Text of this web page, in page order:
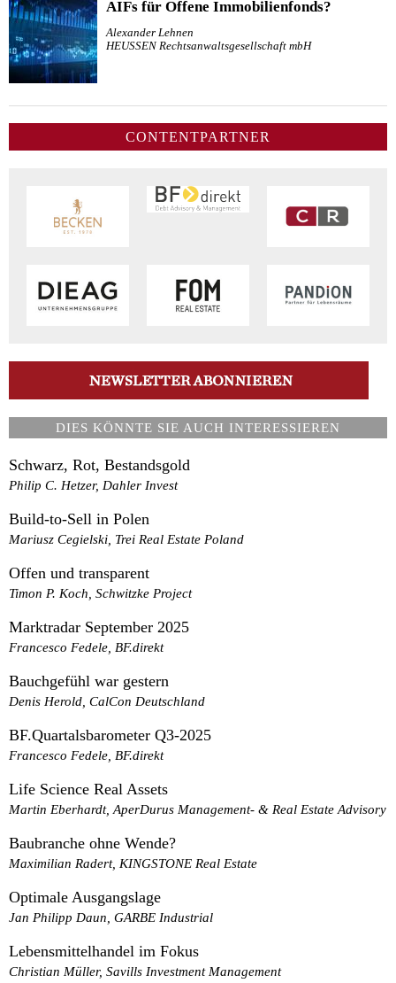
AIFs für Offene Immobilienfonds?
Alexander Lehnen
HEUSSEN Rechtsanwaltsgesellschaft mbH
CONTENTPARTNER
DIES KÖNNTE SIE AUCH INTERESSIEREN
Schwarz, Rot, Bestandsgold
Philip C. Hetzer, Dahler Invest
Build-to-Sell in Polen
Mariusz Cegielski, Trei Real Estate Poland
Offen und transparent
Timon P. Koch, Schwitzke Project
Marktradar September 2025
Francesco Fedele, BF.direkt
Bauchgefühl war gestern
Denis Herold, CalCon Deutschland
BF.Quartalsbarometer Q3-2025
Francesco Fedele, BF.direkt
Life Science Real Assets
Martin Eberhardt, AperDurus Management- & Real Estate Advisory
Baubranche ohne Wende?
Maximilian Radert, KINGSTONE Real Estate
Optimale Ausgangslage
Jan Philipp Daun, GARBE Industrial
Lebensmittelhandel im Fokus
Christian Müller, Savills Investment Management